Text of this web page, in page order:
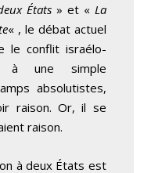
États» et « La
« , le débat actuel
le conflit israélo-
à une simple
absolutistes,
raison. Or, il se
raison.
à deux États est